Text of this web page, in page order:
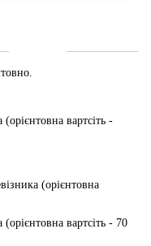
вартсіть -
(орієнтовна
вартсіть - 70